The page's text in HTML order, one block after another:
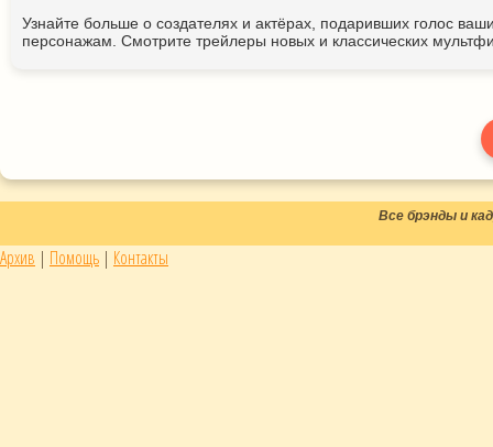
Узнайте больше о создателях и актёрах, подаривших голос
персонажам. Смотрите трейлеры новых и классических
Все брэнды и
Архив | Помощь | Контакты